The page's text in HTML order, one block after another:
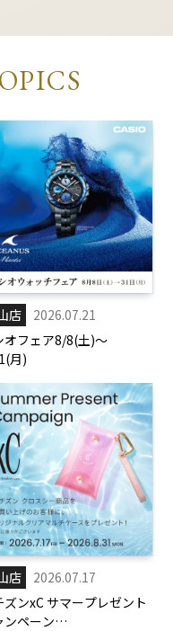
店
2026.07.21
オフェア8/8(土)～
月)
店
2026.07.17
ズンxC サマープレゼント
ンペーン